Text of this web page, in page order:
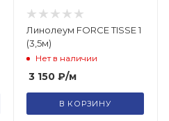
Линолеум FORCE TISSE 1
(3,5м)
Нет в наличии
3 150₽/м
В КОРЗИНУ